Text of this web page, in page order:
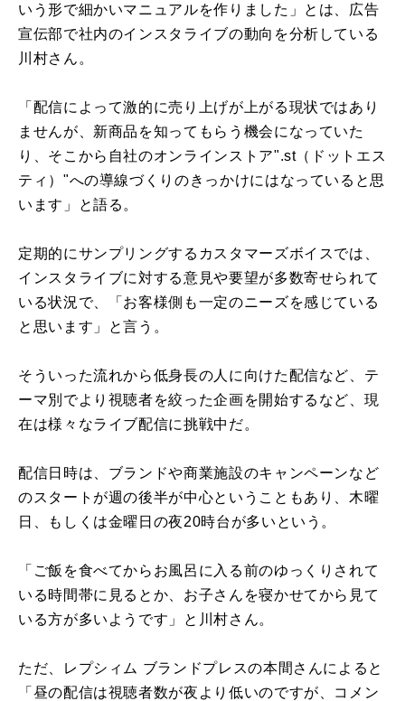
いう形で細かいマニュアルを作りました」とは、広告
宣伝部で社内のインスタライブの動向を分析している
川村さん。
「配信によって激的に売り上げが上がる現状ではあり
ませんが、新商品を知ってもらう機会になっていた
り、そこから自社のオンラインストア".st（ドットエス
ティ）"への導線づくりのきっかけにはなっていると思
います」と語る。
定期的にサンプリングするカスタマーズボイスでは、
インスタライブに対する意見や要望が多数寄せられて
いる状況で、「お客様側も一定のニーズを感じている
と思います」と言う。
そういった流れから低身長の人に向けた配信など、テ
ーマ別でより視聴者を絞った企画を開始するなど、現
在は様々なライブ配信に挑戦中だ。
配信日時は、ブランドや商業施設のキャンペーンなど
のスタートが週の後半が中心ということもあり、木曜
日、もしくは金曜日の夜20時台が多いという。
「ご飯を食べてからお風呂に入る前のゆっくりされて
いる時間帯に見るとか、お子さんを寝かせてから見て
いる方が多いようです」と川村さん。
ただ、レプシィム ブランドプレスの本間さんによると
「昼の配信は視聴者数が夜より低いのですが、コメン